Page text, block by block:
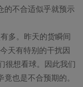
的不合适似乎就预示
多。昨天的货瞬间
天有特别的干扰因
很想看球。因此我们
也是不合预期的。